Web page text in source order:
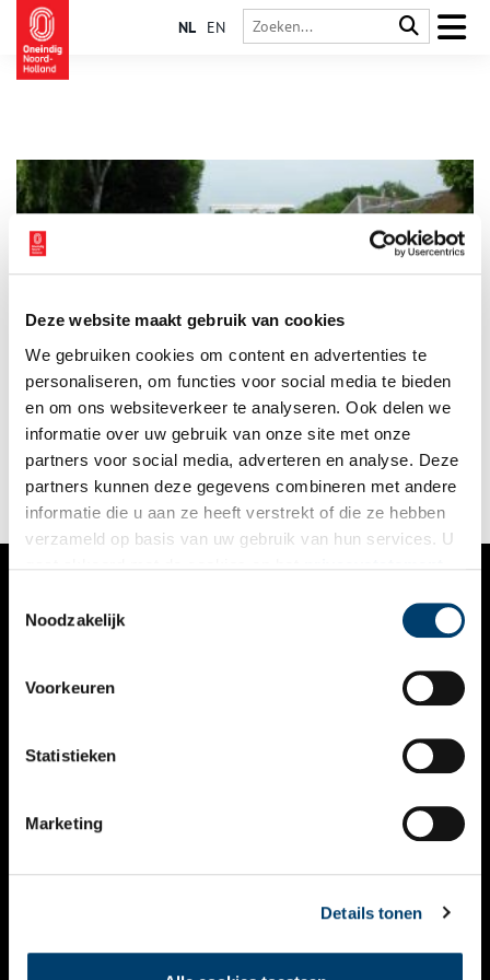
Deze website maakt gebruik van cookies
We gebruiken cookies om content en advertenties te
personaliseren, om functies voor social media te bieden
en om ons websiteverkeer te analyseren. Ook delen we
informatie over uw gebruik van onze site met onze
partners voor social media, adverteren en analyse. Deze
partners kunnen deze gegevens combineren met andere
informatie die u aan ze heeft verstrekt of die ze hebben
verzameld op basis van uw gebruik van hun services. U
Noodzakelijk
Voorkeuren
Statistieken
Marketing
Details tonen
NL EN
In het watersportseizoen kan het razend druk zijn in de
Mijndense sluis. Waar nu de sluis ligt, stroomde vroeger het
riviertje de Drecht uit in de Vecht. De Drecht van Loosdrecht.
VERHALEN
KALENDER
THEMA’S
VIDEO’S
CONTACT